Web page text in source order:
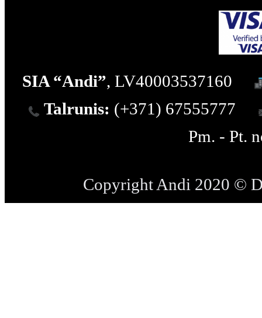
SIA “Andi”, LV40003537160
Talrunis: (+371) 67555777
Pm. - Pt.
Copyright Andi 2020 ©